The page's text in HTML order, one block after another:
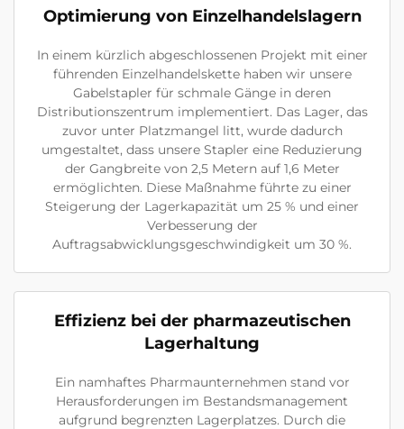
Optimierung von Einzelhandelslagern
In einem kürzlich abgeschlossenen Projekt mit einer
führenden Einzelhandelskette haben wir unsere
Gabelstapler für schmale Gänge in deren
Distributionszentrum implementiert. Das Lager, das
zuvor unter Platzmangel litt, wurde dadurch
umgestaltet, dass unsere Stapler eine Reduzierung
der Gangbreite von 2,5 Metern auf 1,6 Meter
ermöglichten. Diese Maßnahme führte zu einer
Steigerung der Lagerkapazität um 25 % und einer
Verbesserung der
Auftragsabwicklungsgeschwindigkeit um 30 %.
Effizienz bei der pharmazeutischen
Lagerhaltung
Ein namhaftes Pharmaunternehmen stand vor
Herausforderungen im Bestandsmanagement
aufgrund begrenzten Lagerplatzes. Durch die